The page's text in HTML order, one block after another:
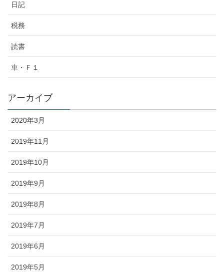
日記
税務
読書
車・Ｆ１
アーカイブ
2020年3月
2019年11月
2019年10月
2019年9月
2019年8月
2019年7月
2019年6月
2019年5月